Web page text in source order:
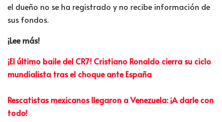
el dueño no se ha registrado y no recibe información de
sus fondos.
¡Lee más!
¡El último baile del CR7! Cristiano Ronaldo cierra su ciclo
mundialista tras el choque ante España
Rescatistas mexicanos llegaron a Venezuela: ¡A darle con
todo!